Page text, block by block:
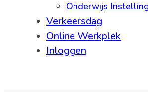
Onderwijs
Verkeersdag
Online Werkplek
Inloggen